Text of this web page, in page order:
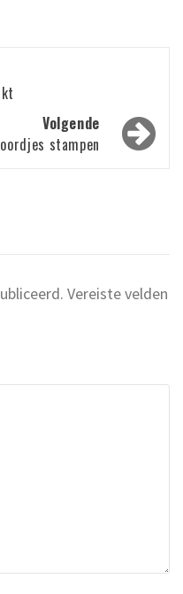
Volgende
stampen
Vereiste velden